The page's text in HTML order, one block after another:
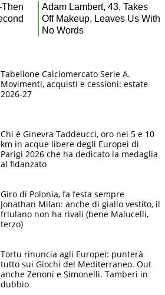
Tabellone Calciomercato Serie A.
Movimenti, acquisti e cessioni: estate
2026-27
Chi è Ginevra Taddeucci, oro nei 5 e 10
km in acque libere degli Europei di
Parigi 2026 che ha dedicato la medaglia
al fidanzato
Giro di Polonia, fa festa sempre
Jonathan Milan: anche di giallo vestito, il
friulano non ha rivali (bene Malucelli,
terzo)
Tortu rinuncia agli Europei: punterà
tutto sui Giochi del Mediterraneo. Out
anche Zenoni e Simonelli. Tamberi in
dubbio